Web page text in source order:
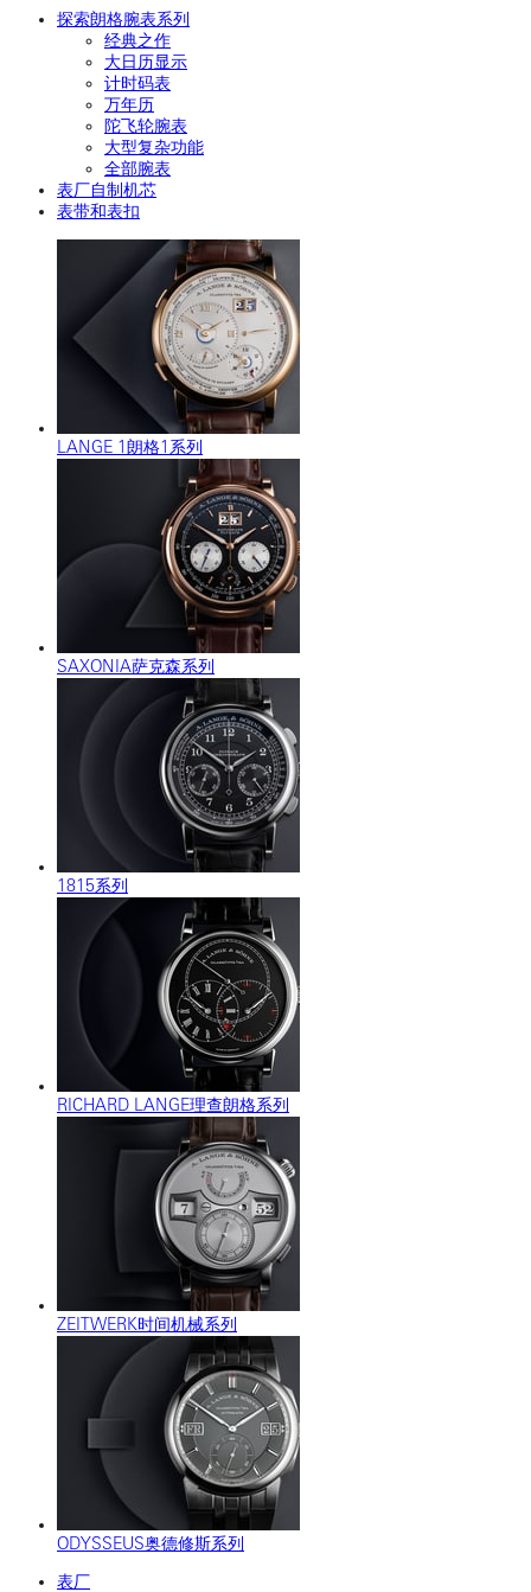
探索朗格腕表系列
经典之作
大日历显示
计时码表
万年历
陀飞轮腕表
大型复杂功能
全部腕表
表厂自制机芯
表带和表扣
LANGE 1朗格1系列
SAXONIA萨克森系列
1815系列
RICHARD LANGE理查朗格系列
ZEITWERK时间机械系列
ODYSSEUS奥德修斯系列
表厂